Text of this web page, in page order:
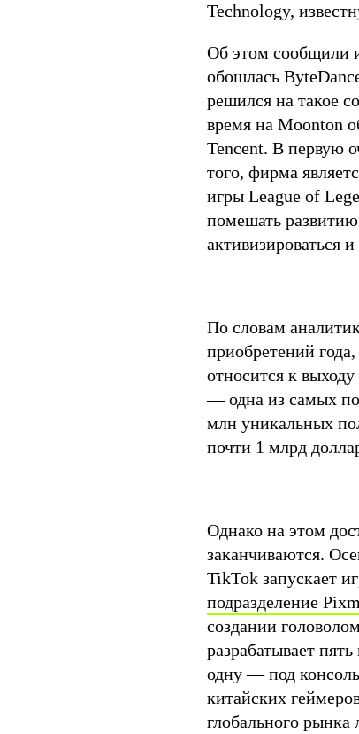
Technology,
Об этом сообщили
обошлась
решился на такое
время на Moonton
Tencent. В первую
того, фирма
игры League of
помешать
активизироваться
По словам
приобретений
относится к
— одна из самых
млн уникальных
почти 1 млрд
Однако на этом
заканчиваются.
TikTok запускает
подразделение
создании
разрабатывает
одну — под
китайских
глобального рынка